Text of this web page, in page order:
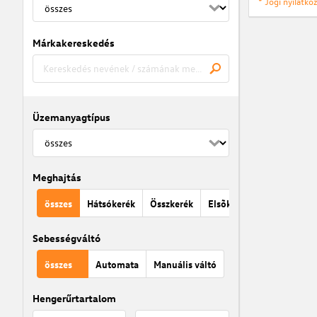
Márkakereskedés
Üzemanyagtípus
Meghajtás
összes Hátsókerék Összkerék Elsõkerék
Sebességváltó
összes Automata Manuális váltó
Hengerűrtartalom